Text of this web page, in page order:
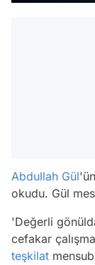
Abdullah Gül
okudu. Gül
'Değerli
cefakar
teşkilat